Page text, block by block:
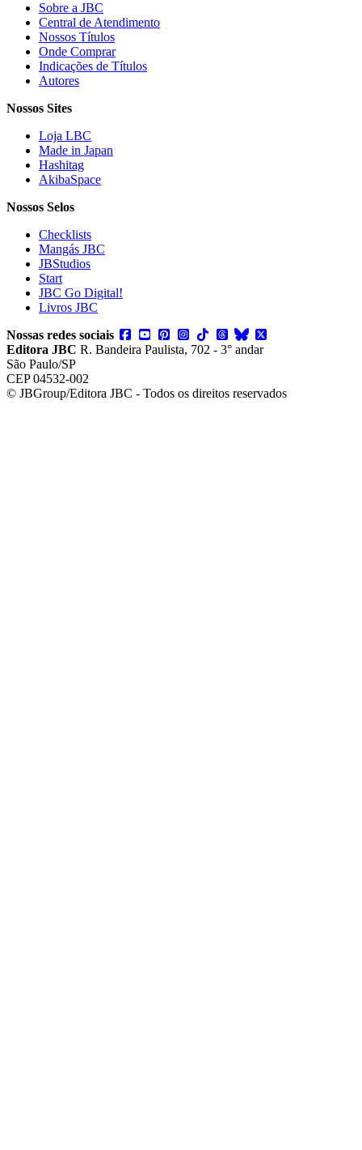
Sobre a JBC
Central de Atendimento
Nossos Títulos
Onde Comprar
Indicações de Títulos
Autores
Nossos Sites
Loja LBC
Made in Japan
Hashitag
AkibaSpace
Nossos Selos
Checklists
Mangás JBC
JBStudios
Start
JBC Go Digital!
Livros JBC
Nossas redes sociais
Editora JBC R. Bandeira Paulista, 702 - 3° andar
São Paulo/SP
CEP 04532-002
© JBGroup/Editora JBC - Todos os direitos reservados